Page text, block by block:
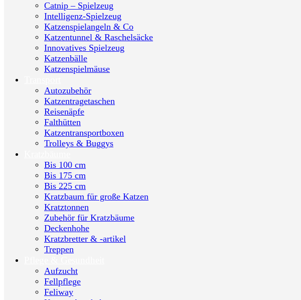
Catnip – Spielzeug
Intelligenz-Spielzeug
Katzenspielangeln & Co
Katzentunnel & Raschelsäcke
Innovatives Spielzeug
Katzenbälle
Katzenspielmäuse
Autozubehör
Katzentragetaschen
Reisenäpfe
Falthütten
Katzentransportboxen
Trolleys & Buggys
Bis 100 cm
Bis 175 cm
Bis 225 cm
Kratzbaum für große Katzen
Kratztonnen
Zubehör für Kratzbäume
Deckenhohe
Kratzbretter & -artikel
Treppen
Aufzucht
Fellpflege
Feliway